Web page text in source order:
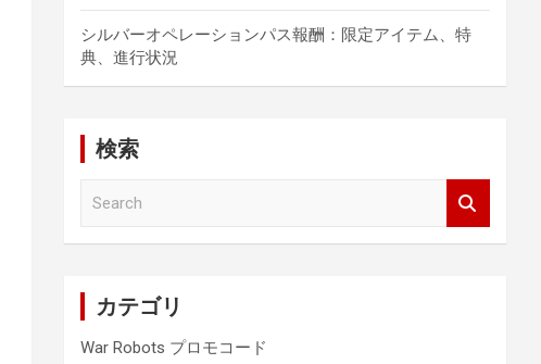
シルバーオペレーションパス報酬：限定アイテム、特
典、進行状況
検索
カテゴリ
War Robots プロモコード